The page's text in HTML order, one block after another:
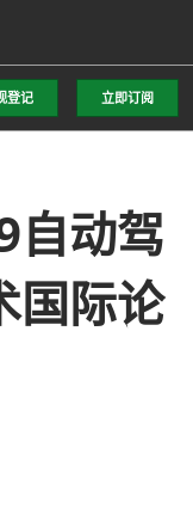
登记 立即订阅
自动驾
国际论